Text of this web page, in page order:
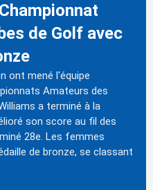
de Golf avec
ont mené l'équipe
Amateurs des
a terminé à la
son score au fil des
28e. Les femmes
de bronze, se classant